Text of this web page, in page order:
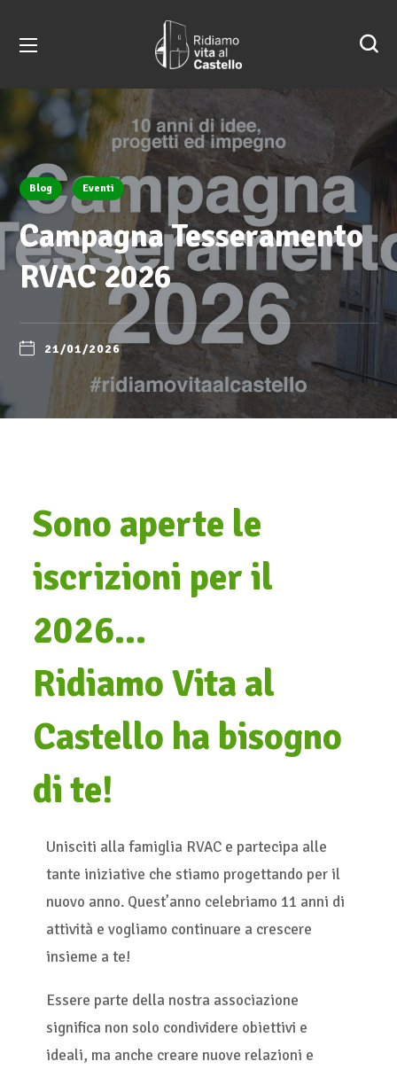
Blog Eventi
Campagna Tesseramento
RVAC 2026
21/01/2026
Sono aperte le
iscrizioni per il
2026...
Ridiamo Vita al
Castello ha bisogno
di te!
Unisciti alla famiglia RVAC e partecipa alle
tante iniziative che stiamo progettando per il
nuovo anno. Quest’anno celebriamo 11 anni di
attività e vogliamo continuare a crescere
insieme a te!
Essere parte della nostra associazione
significa non solo condividere obiettivi e
ideali, ma anche creare nuove relazioni e